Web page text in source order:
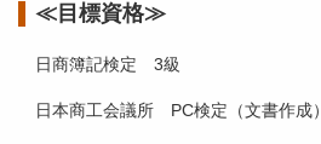
≪目標資格≫
日商簿記検定 3級
日本商工会議所 PC検定（文書作成